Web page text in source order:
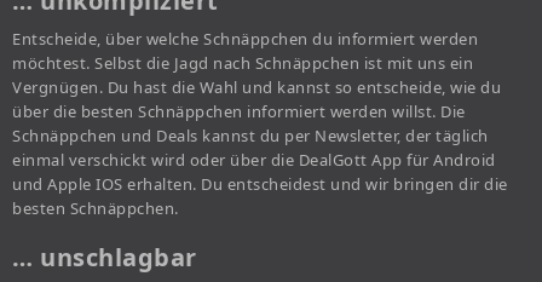
Entscheide, über welche Schnäppchen du informiert werden
möchtest. Selbst die Jagd nach Schnäppchen ist mit uns ein
Vergnügen. Du hast die Wahl und kannst so entscheide, wie du
über die besten Schnäppchen informiert werden willst. Die
Schnäppchen und Deals kannst du per Newsletter, der täglich
einmal verschickt wird oder über die DealGott App für Android
und Apple IOS erhalten. Du entscheidest und wir bringen dir die
besten Schnäppchen.
… unschlagbar